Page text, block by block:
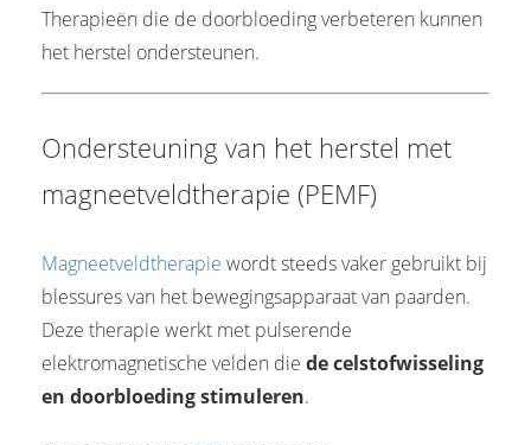
Therapieën die de doorbloeding verbeteren kunnen
het herstel ondersteunen.
Ondersteuning van het herstel met
magneetveldtherapie (PEMF)
Magneetveldtherapie wordt steeds vaker gebruikt bij
blessures van het bewegingsapparaat van paarden.
Deze therapie werkt met pulserende
elektromagnetische velden die de celstofwisseling
en doorbloeding stimuleren.